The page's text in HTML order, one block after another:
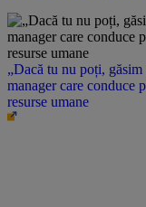
„Dacă tu nu poți,
manager care conduce
resurse umane